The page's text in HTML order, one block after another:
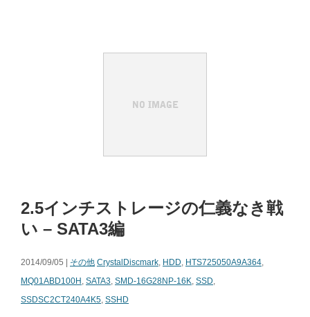
2.5インチストレージの仁義なき戦
い – SATA3編
2014/09/05 | その他 CrystalDiscmark, HDD, HTS725050A9A364,
MQ01ABD100H , SATA3, SMD-16G28NP-16K, SSD,
SSDSC2CT240A4K5, SSHD